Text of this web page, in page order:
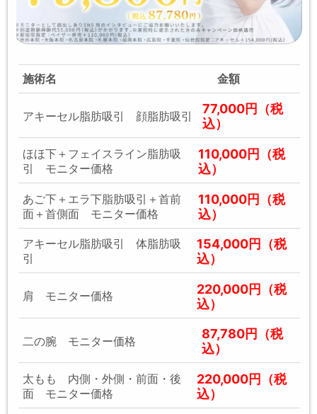
施術名 金額
アキーセル脂肪吸引 顔脂肪吸引
77,000円（税
込）
ほほ下＋フェイスライン脂肪吸
引 モニター価格
110,000円（税
込）
あご下＋エラ下脂肪吸引＋首前
面＋首側面 モニター価格
110,000円（税
込）
アキーセル脂肪吸引 体脂肪吸
引
154,000円（税
込）
肩 モニター価格
220,000円（税
込）
二の腕 モニター価格
87,780円（税
込）
太もも 内側・外側・前面・後
面 モニター価格
220,000円（税
込）